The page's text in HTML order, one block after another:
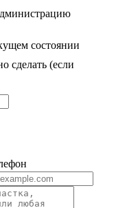
состоянии
сделать (если